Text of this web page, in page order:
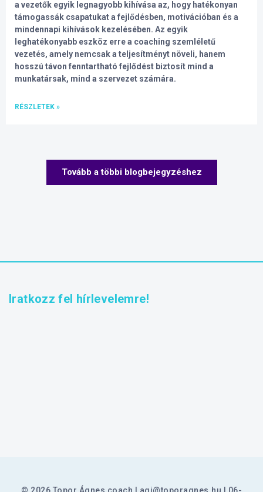
a vezetők egyik legnagyobb kihívása az, hogy hatékonyan
támogassák csapatukat a fejlődésben, motivációban és a
mindennapi kihívások kezelésében. Az egyik
leghatékonyabb eszköz erre a coaching szemléletű
vezetés, amely nemcsak a teljesítményt növeli, hanem
hosszú távon fenntartható fejlődést biztosít mind a
munkatársak, mind a szervezet számára.
RÉSZLETEK »
Tovább a többi blogbejegyzéshez
Iratkozz fel hírlevelemre!